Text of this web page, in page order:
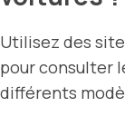
Utilisez des
pour consulter
différents